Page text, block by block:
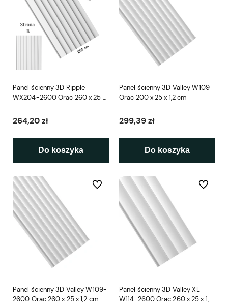
Panel ścienny 3D Ripple
WX204-2600 Orac 260 x 25 x
264,20 zł
Do koszyka
Panel ścienny 3D Valley W109
Orac 200 x 25 x 1,2 cm
299,39 zł
Do koszyka
Panel ścienny 3D Valley W109-
2600 Orac 260 x 25 x 1,2 cm
Do ulubionych
Panel ścienny 3D Valley XL
W114-2600 Orac 260 x 25 x 1,5
Do